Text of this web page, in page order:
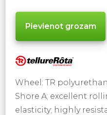
Wheel: TR
Shore A; excellent
elasticity; highly